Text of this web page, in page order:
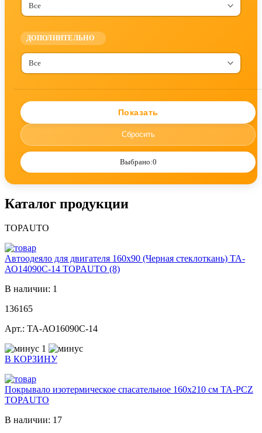
Все
ДОПОЛНИТЕЛЬНО
Все
Выбрано:0
Каталог продукции
TOPAUTO
Автоодеяло для двигателя 160x90 (Черная стеклоткань) ТА-
АО14090С-14 TOPAUTO (8)
В наличии: 1
136165
Арт.: ТА-АО16090С-14
1
В КОРЗИНУ
Покрывало изотермическое спасательное 160х210 см ТА-PCZ
TOPAUTO
В наличии: 17